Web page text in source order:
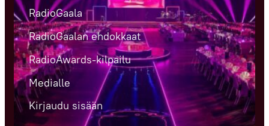
RadioGaala
RadioGaalan ehdokkaat
RadioAwards-kilpailu
Medialle
Kirjaudu sisään